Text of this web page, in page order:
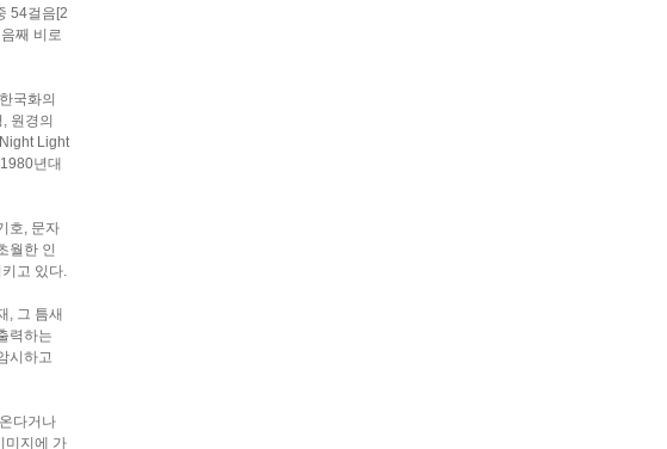
54걸음[2
째 비로
국화의
원경의
Light
년대
호, 문자
월한 인
고 있다.
, 그 틈새
력하는
시하고
다거나
미지에 가